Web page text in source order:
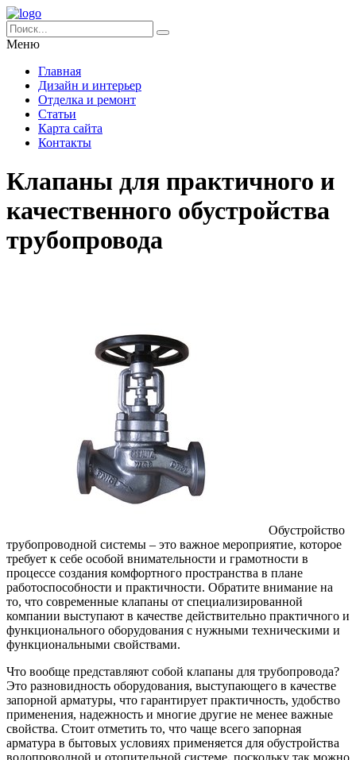
Меню
Главная
Дизайн и интерьер
Отделка и ремонт
Статьи
Карта сайта
Контакты
Клапаны для практичного и
качественного обустройства
трубопровода
Обустройство
трубопроводной системы – это важное мероприятие, которое
требует к себе особой внимательности и грамотности в
процессе создания комфортного пространства в плане
работоспособности и практичности. Обратите внимание на
то, что современные клапаны от специализированной
компании выступают в качестве действительно практичного и
функционального оборудования с нужными техническими и
функциональными свойствами.
Что вообще представляют собой клапаны для трубопровода?
Это разновидность оборудования, выступающего в качестве
запорной арматуры, что гарантирует практичность, удобство
применения, надежность и многие другие не менее важные
свойства. Стоит отметить то, что чаще всего запорная
арматура в бытовых условиях применяется для обустройства
водопроводной и отопительной системе, поскольку так можно